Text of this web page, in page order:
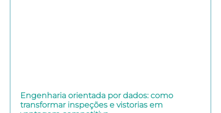
Engenharia orientada por dados: como
transformar inspeções e vistorias em